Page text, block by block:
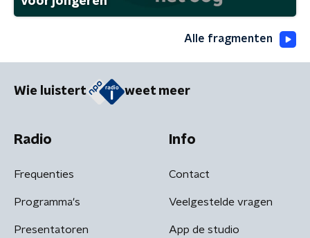
Alle fragmenten
Wie luistert weet meer
Radio
Frequenties
Programma's
Presentatoren
Info
Contact
Veelgestelde vragen
App de studio